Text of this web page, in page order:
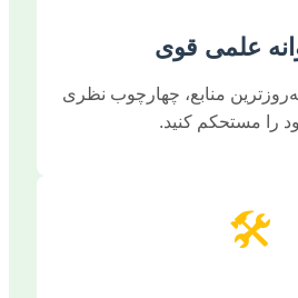
علمی قوی
منابع، چهارچوب نظری
را مستحکم کنید.
🛠️